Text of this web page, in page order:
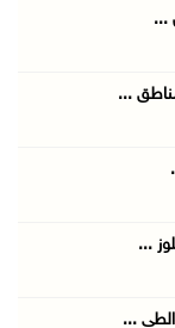
...
...
...
...